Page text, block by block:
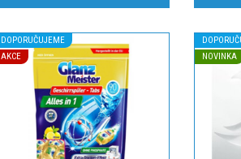
DOPORUČUJEME
AKCE
NOVINKA